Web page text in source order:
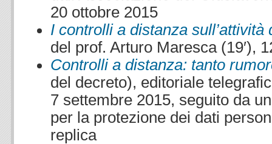
20 ottobre 2015
I controlli a distanza sull’attività
del prof. Arturo Maresca (19′),
Controlli a distanza: tanto
del decreto), editoriale
7 settembre 2015, seguito da
per la protezione dei dati
replica